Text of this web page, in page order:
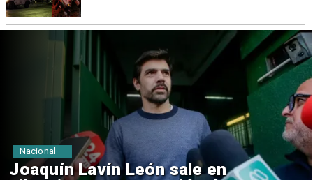
Chile y Venezuela formalizan
Nacional